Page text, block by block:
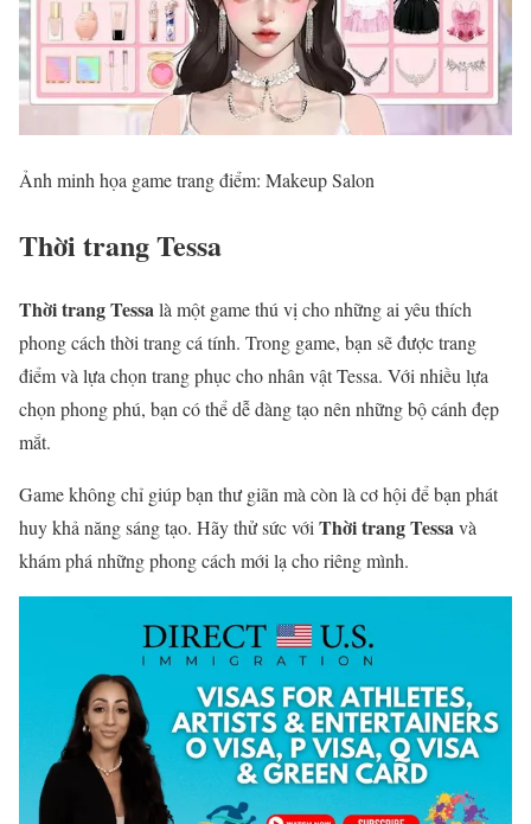
Ảnh minh họa game trang điểm: Makeup Salon
Thời trang Tessa
Thời trang Tessalà một game thú vị cho những ai yêu thích
phong cách thời trang cá tính. Trong game, bạn sẽ được trang
điểm và lựa chọn trang phục cho nhân vật Tessa. Với nhiều lựa
chọn phong phú, bạn có thể dễ dàng tạo nên những bộ cánh đẹp
mắt.
Game không chỉ giúp bạn thư giãn mà còn là cơ hội để bạn phát
huy khả năng sáng tạo. Hãy thử sức vớiThời trang Tessavà
khám phá những phong cách mới lạ cho riêng mình.